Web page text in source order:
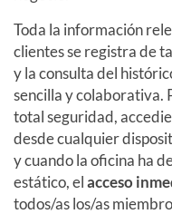
Toda la información
clientes se registra de
y la consulta del
sencilla y colaborativa.
total seguridad,
desde cualquier
y cuando la oficina ha
estático, elacceso
todos/as los/as